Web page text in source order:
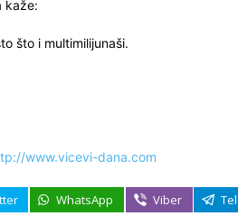
kaže:
što i multimilijunaši.
www.vicevi-dana.com
WhatsApp Viber